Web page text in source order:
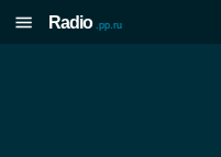
Radio .pp.ru